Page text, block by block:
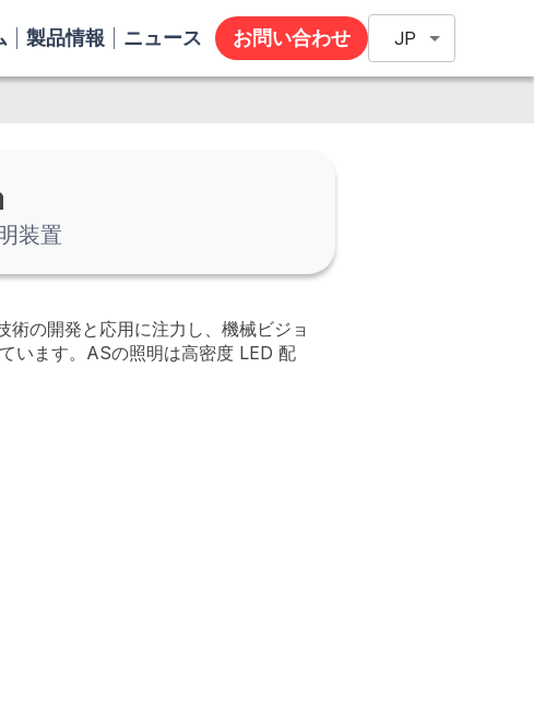
製品情報 ニュース お問い合わせ JP
装置
の開発と応用に注力し、機械ビジョ
います。ASの照明は高密度 LED 配